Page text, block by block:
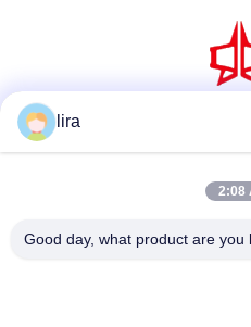
দ্রুত
lira
2:08
Good day, what product are you